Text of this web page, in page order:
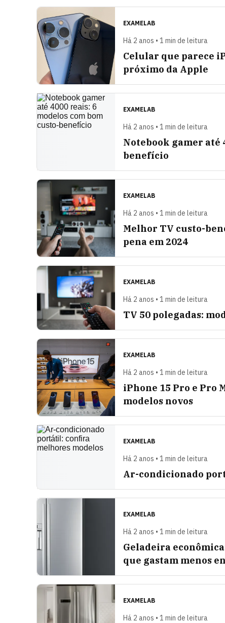
EXAMELAB
Há 2 anos • 1 min de leitura
Celular que parece
próximo da Apple
EXAMELAB
Há 2 anos • 1 min de leitura
Notebook gamer até
benefício
EXAMELAB
Há 2 anos • 1 min de leitura
Melhor TV custo-
pena em 2024
EXAMELAB
Há 2 anos • 1 min de leitura
TV 50 polegadas:
EXAMELAB
Há 2 anos • 1 min de leitura
iPhone 15 Pro e Pro
modelos novos
EXAMELAB
Há 2 anos • 1 min de leitura
Ar-condicionado
EXAMELAB
Há 2 anos • 1 min de leitura
Geladeira
que gastam menos
EXAMELAB
Há 2 anos • 1 min de leitura